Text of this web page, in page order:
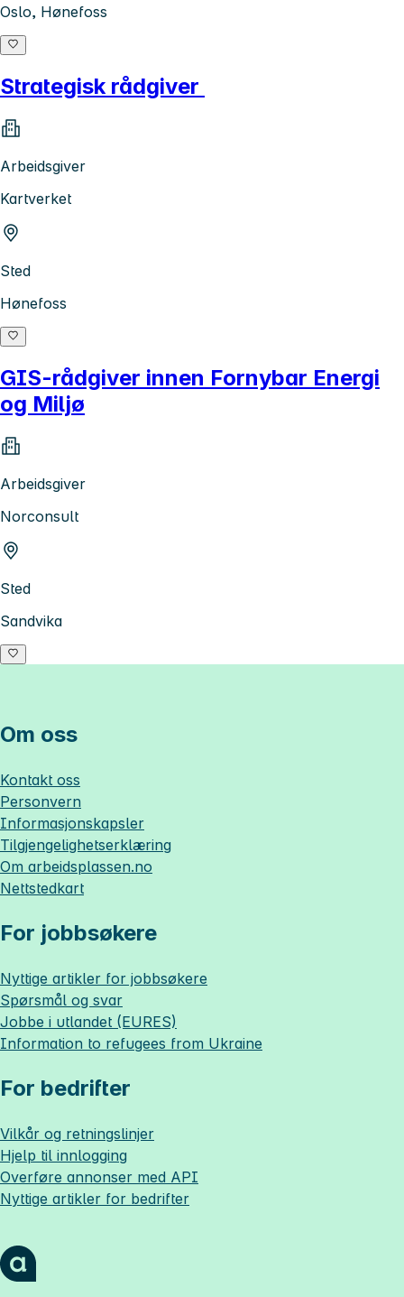
Oslo, Hønefoss
Strategisk rådgiver
Arbeidsgiver
Kartverket
Sted
Hønefoss
GIS-rådgiver innen Fornybar Energi
og Miljø
Arbeidsgiver
Norconsult
Sted
Sandvika
Om oss
Kontakt oss
Personvern
Informasjonskapsler
Tilgjengelighetserklæring
Om arbeidsplassen.no
Nettstedkart
For jobbsøkere
Nyttige artikler for jobbsøkere
Spørsmål og svar
Jobbe i utlandet (EURES)
Information to refugees from Ukraine
For bedrifter
Vilkår og retningslinjer
Hjelp til innlogging
Overføre annonser med API
Nyttige artikler for bedrifter